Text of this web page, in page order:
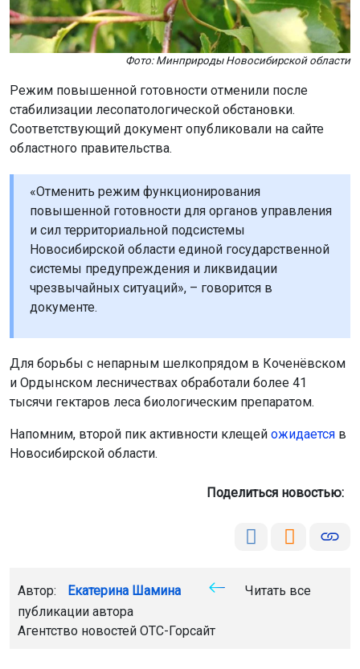
Фото: Минприроды Новосибирской области
Режим повышенной готовности отменили после
стабилизации лесопатологической обстановки.
Соответствующий документ опубликовали на сайте
областного правительства.
«Отменить режим функционирования
повышенной готовности для органов управления
и сил территориальной подсистемы
Новосибирской области единой государственной
системы предупреждения и ликвидации
чрезвычайных ситуаций», – говорится в
документе.
Для борьбы с непарным шелкопрядом в Коченёвском
и Ордынском лесничествах обработали более 41
тысячи гектаров леса биологическим препаратом.
Напомним, второй пик активности клещей ожидается в
Новосибирской области.
Поделиться новостью:
Автор: Екатерина Шамина
Читать все
публикации автора
Агентство новостей ОТС-Горсайт